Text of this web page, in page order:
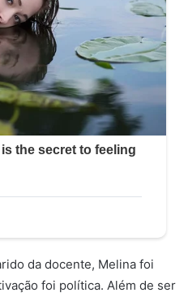
da docente, Melina foi
foi política. Além de ser